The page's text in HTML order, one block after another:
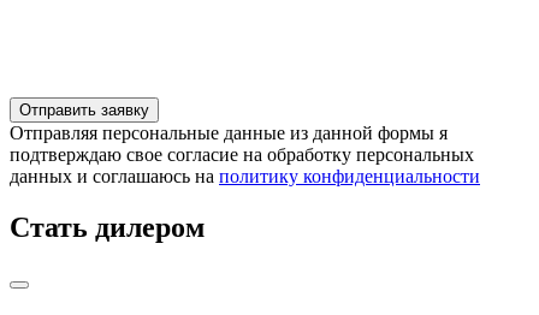
Отправляя персональные данные из данной формы я
подтверждаю свое согласие на обработку персональных
данных и соглашаюсь на политику конфиденциальности
Стать дилером